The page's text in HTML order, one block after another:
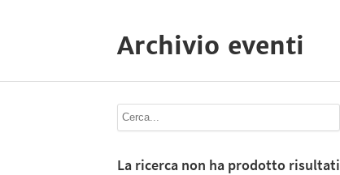
Archivio eventi
La ricerca non ha prodotto risultati